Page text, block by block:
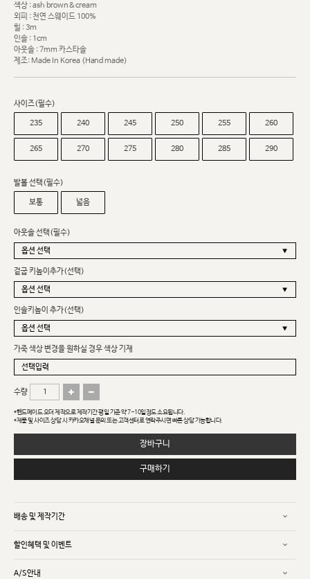
색상 : ash brown&cream
외피 : 천연 스웨이드 100%
힐 : 3m
인솔 : 1cm
아웃솔 : 7mm 카스타솔
제조: Made In Korea (Hand made)
사이즈(필수)
235 240 245 250 255 260
265 270 275 280 285 290
발볼 선택(필수)
보통 넓음
아웃솔 선택(필수)
겉굽 키높이추가(선택)
인솔키높이 추가(선택)
가죽 색상 변경을 원하실 경우 색상 기재
수량
*핸드메이드 오더 제작으로 제작기간 평일 기준 약 7~10일정도 소요됩니다.
*제품 및 사이즈 상담 시 카카오채널 문의 또는 고객센터로 연락주시면 빠른 상담 가능합니다.
장바구니
구매하기
배송 및 제작기간
할인혜택 및 이벤트
A/S안내